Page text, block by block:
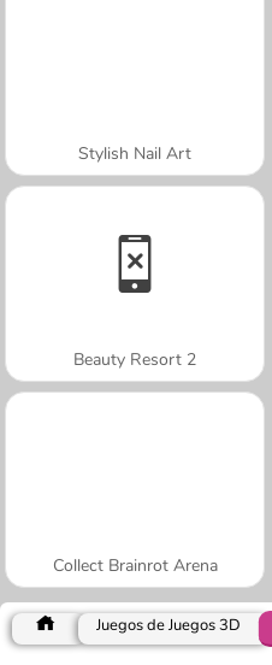
Stylish Nail Art
Beauty Resort 2
Collect Brainrot Arena
Juegos de Juegos 3D